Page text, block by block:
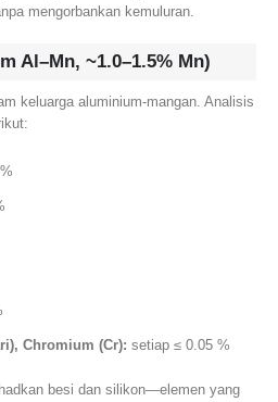
mengorbankan kemuluran.
Al–Mn, ~1.0–1.5% Mn)
keluarga aluminium-mangan. Analisis
Chromium (Cr): setiap ≤ 0.05 %
besi dan silikon—elemen yang